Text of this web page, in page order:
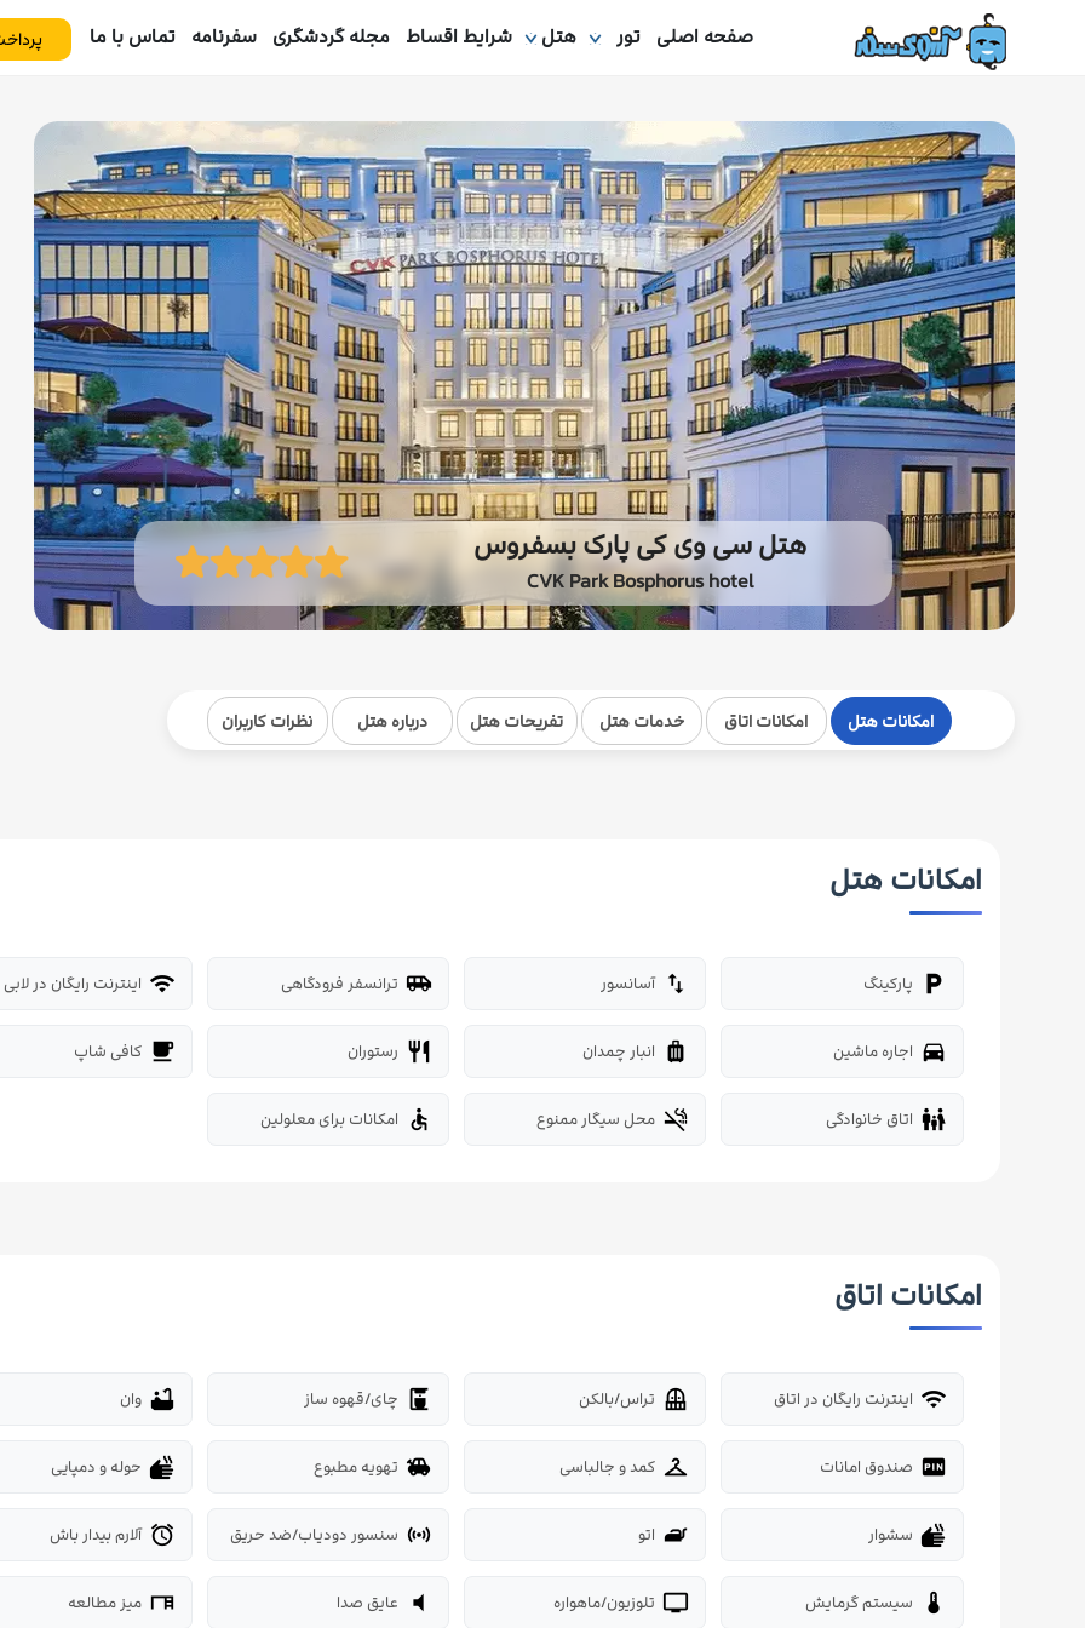
صفحه اصلی تور هتل شرایط اقساط مجله گردشگری سفرنامه تماس با ما
هتل سی وی کی پارک بسفروس
CVK Park Bosphorus hotel
امکانات هتل امکانات اتاق خدمات هتل تفریحات هتل درباره هتل نظرات کاربران
امکانات هتل
local_parking پارکینگ import_export آسانسور airport_shuttle ترانسفر فرودگاهی wifi اینترنت رایگان در لابی
directions_car اجاره ماشین luggage انبار چمدان restaurant رستوران local_cafe کافی شاپ
family_restroom اتاق خانوادگی smoke_free محل سیگار ممنوع accessible امکانات برای معلولین
امکانات اتاق
wifi اینترنت رایگان در اتاق balcony تراس/بالکن coffee_maker چای/قهوه ساز bathtub وان
fiber_pin صندوق امانات checkroom کمد و جالباسی toys تهویه مطبوع dry حوله و دمپایی
dry سشوار iron اتو sensors سنسور دودیاب/ضد حریق alarm آلارم بیدار باش
thermostat سیستم گرمایش tv تلوزیون/ماهواره volume_mute عایق صدا desk میز مطالعه